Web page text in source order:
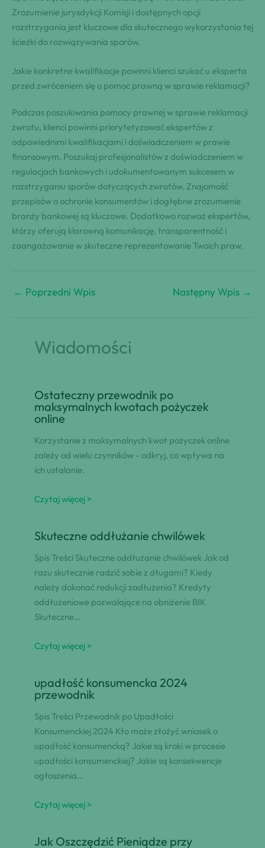
Zrozumienie jurysdykcji Komisji i dostępnych opcji
rozstrzygania jest kluczowe dla skutecznego wykorzystania tej
ścieżki do rozwiązywania sporów.
Jakie konkretne kwalifikacje powinni klienci szukać u eksperta
przed zwróceniem się o pomoc prawną w sprawie reklamacji?
Podczas poszukiwania pomocy prawnej w sprawie reklamacji
zwrotu, klienci powinni priorytetyzować ekspertów z
odpowiednimi kwalifikacjami i doświadczeniem w prawie
finansowym. Poszukaj profesjonalistów z doświadczeniem w
regulacjach bankowych i udokumentowanym sukcesem w
rozstrzyganiu sporów dotyczących zwrotów. Znajomość
przepisów o ochronie konsumentów i dogłębne zrozumienie
branży bankowej są kluczowe. Dodatkowo rozważ ekspertów,
którzy oferują klarowną komunikację, transparentność i
zaangażowanie w skuteczne reprezentowanie Twoich praw.
← Poprzedni Wpis Następny Wpis →
Wiadomości
Ostateczny przewodnik po
maksymalnych kwotach pożyczek
online
Korzystanie z maksymalnych kwot pożyczek online
zależy od wielu czynników - odkryj, co wpływa na
ich ustalanie.
Czytaj więcej >
Skuteczne oddłużanie chwilówek
Spis Treści Skuteczne oddłużanie chwilówek Jak od
razu skutecznie radzić sobie z długami? Kiedy
należy dokonać redukcji zadłużenia? Kredyty
oddłużeniowe pozwalające na obniżenie BIK
Skuteczne…
Czytaj więcej >
upadłość konsumencka 2024
przewodnik
Spis Treści Przewodnik po Upadłości
Konsumenckiej 2024 Kto może złożyć wniosek o
upadłość konsumencką? Jakie są kroki w procesie
upadłości konsumenckiej? Jakie są konsekwencje
ogłoszenia…
Czytaj więcej >
Jak Oszczędzić Pieniądze przy